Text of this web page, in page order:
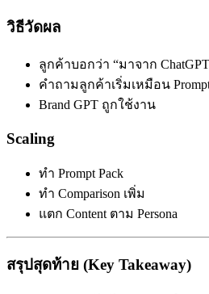
วิธีวัดผล
ลูกค้าบอกว่า “มาจาก
คำถามลูกค้าเริ่มเหมือน
Brand GPT ถูกใช้งาน
Scaling
ทำ Prompt Pack
ทำ Comparison เพิ่ม
แตก Content ตาม Persona
สรุปสุดท้าย (Key Takeaway)